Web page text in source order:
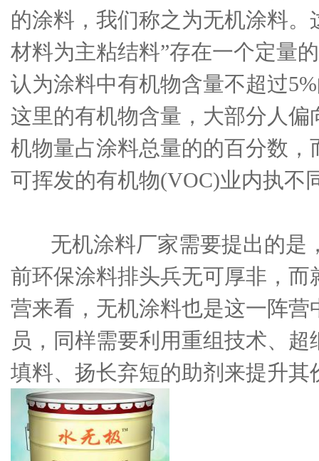
的涂料，我们称之为无机涂料。
材料为主粘结料”存在一个定量
认为涂料中有机物含量不超过
这里的有机物含量，大部分人
机物量占涂料总量的的百分数，
可挥发的有机物(VOC)业内执不
无机涂料厂家需要提出的是
前环保涂料排头兵无可厚非，
营来看，无机涂料也是这一阵营
员，同样需要利用重组技术、
填料、扬长弃短的助剂来提升其